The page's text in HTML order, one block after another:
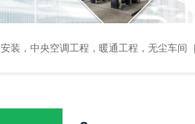
装，中央空调工程，暖通工程，无尘车间